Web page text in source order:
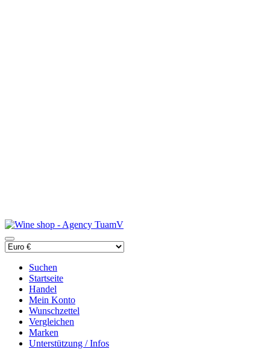
Suchen
Startseite
Handel
Mein Konto
Wunschzettel
Vergleichen
Marken
Unterstützung / Infos